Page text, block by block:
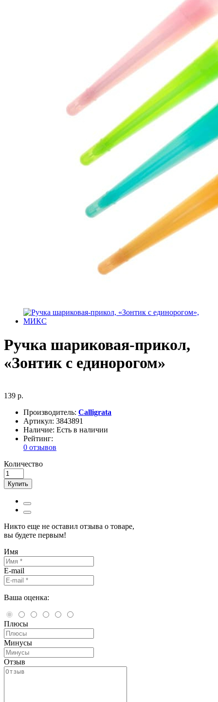
Ручка шариковая-прикол,
«Зонтик с единорогом»
139 р.
Производитель: Calligrata
Артикул: 3843891
Наличие: Есть в наличии
Рейтинг:
0 отзывов
Количество
Купить
Никто еще не оставил отзыва о товаре,
вы будете первым!
Имя
E-mail
Ваша оценка:
Плюсы
Минусы
Отзыв